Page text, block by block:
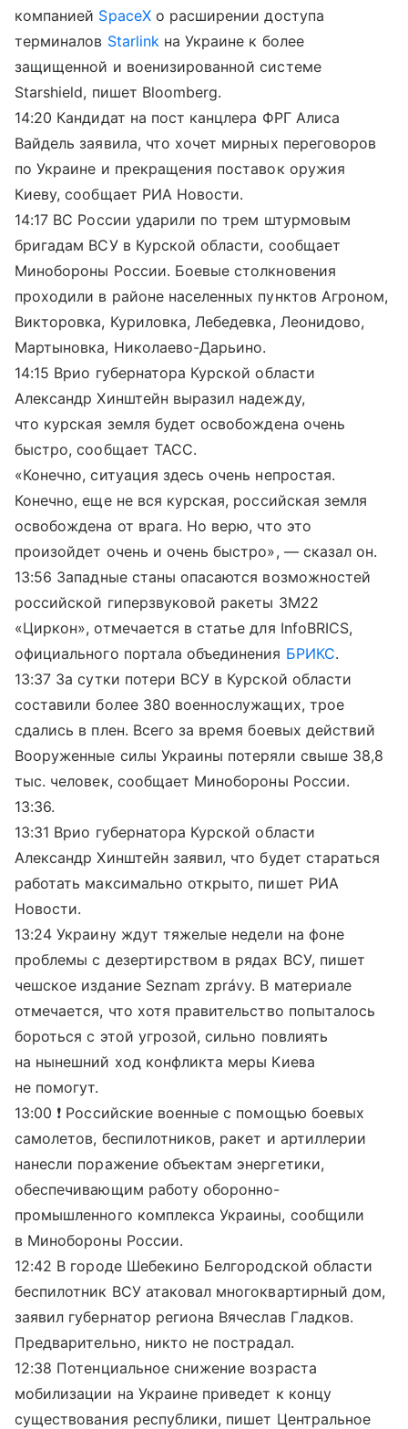
компанией SpaceXо расширении доступа
терминалов Starlink на Украине к более
защищенной и военизированной системе
Starshield, пишет Bloomberg.
14:20 Кандидат на пост канцлера ФРГ Алиса
Вайдель заявила, что хочет мирных переговоров
по Украине и прекращения поставок оружия
Киеву, сообщает РИА Новости.
14:17 ВС России ударили по трем штурмовым
бригадам ВСУ в Курской области, сообщает
Минобороны России. Боевые столкновения
проходили в районе населенных пунктов Агроном,
Викторовка, Куриловка, Лебедевка, Леонидово,
Мартыновка, Николаево-Дарьино.
14:15 Врио губернатора Курской области
Александр Хинштейн выразил надежду,
что курская земля будет освобождена очень
быстро, сообщает ТАСС.
«Конечно, ситуация здесь очень непростая.
Конечно, еще не вся курская, российская земля
освобождена от врага. Но верю, что это
произойдет очень и очень быстро», — сказал он.
13:56 Западные станы опасаются возможностей
российской гиперзвуковой ракеты 3М22
«Циркон», отмечается в статье для InfoBRICS,
официального портала объединения БРИКС.
13:37 За сутки потери ВСУ в Курской области
составили более 380 военнослужащих, трое
сдались в плен. Всего за время боевых действий
Вооруженные силы Украины потеряли свыше 38,8
тыс. человек, сообщает Минобороны России.
13:36.
13:31 Врио губернатора Курской области
Александр Хинштейн заявил, что будет стараться
работать максимально открыто, пишет РИА
Новости.
13:24 Украину ждут тяжелые недели на фоне
проблемы с дезертирством в рядах ВСУ, пишет
чешское издание Seznam zprávy. В материале
отмечается, что хотя правительство попыталось
бороться с этой угрозой, сильно повлиять
на нынешний ход конфликта меры Киева
не помогут.
13:00 ❗️ Российские военные с помощью боевых
самолетов, беспилотников, ракет и артиллерии
нанесли поражение объектам энергетики,
обеспечивающим работу оборонно-
промышленного комплекса Украины, сообщили
в Минобороны России.
12:42 В городе Шебекино Белгородской области
беспилотник ВСУ атаковал многоквартирный дом,
заявил губернатор региона Вячеслав Гладков.
Предварительно, никто не пострадал.
12:38 Потенциальное снижение возраста
мобилизации на Украине приведет к концу
существования республики, пишет Центральное